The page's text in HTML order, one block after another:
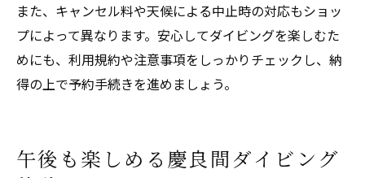
また、キャンセル料や天候による中止時の対応もショッ
プによって異なります。安心してダイビングを楽しむた
めにも、利用規約や注意事項をしっかりチェックし、納
得の上で予約手続きを進めましょう。
午後も楽しめる慶良間ダイビング